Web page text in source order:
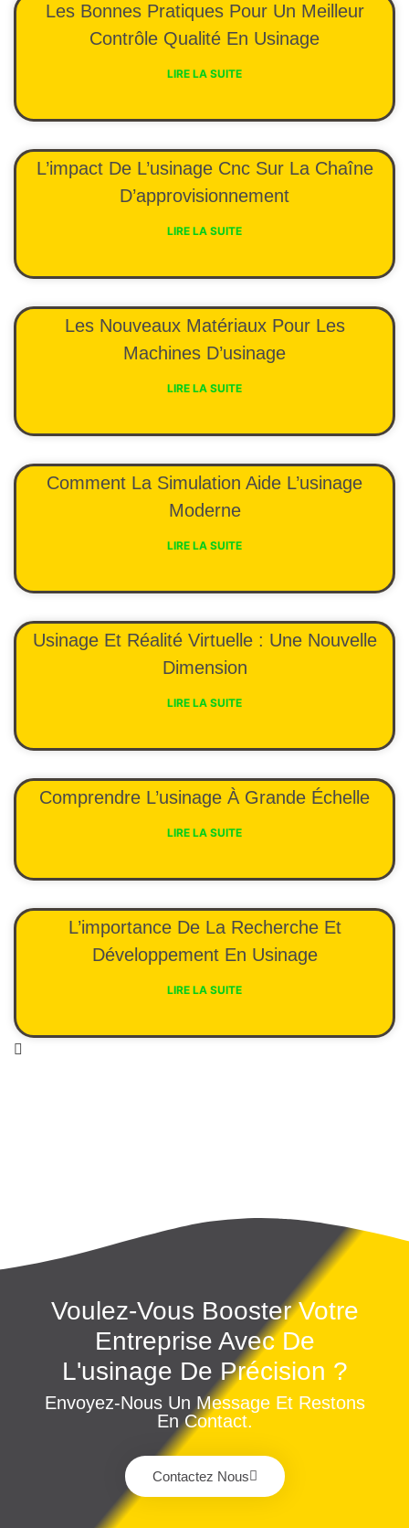
Les Bonnes Pratiques Pour Un Meilleur
Contrôle Qualité En Usinage
LIRE LA SUITE
L’impact De L’usinage Cnc Sur La Chaîne
D’approvisionnement
LIRE LA SUITE
Les Nouveaux Matériaux Pour Les
Machines D’usinage
LIRE LA SUITE
Comment La Simulation Aide L’usinage
Moderne
LIRE LA SUITE
Usinage Et Réalité Virtuelle : Une Nouvelle
Dimension
LIRE LA SUITE
Comprendre L’usinage À Grande Échelle
LIRE LA SUITE
L’importance De La Recherche Et
Développement En Usinage
LIRE LA SUITE
Voulez-Vous Booster Votre
Entreprise Avec De
L'usinage De Précision ?
Envoyez-Nous Un Message Et Restons
En Contact.
Contactez Nous